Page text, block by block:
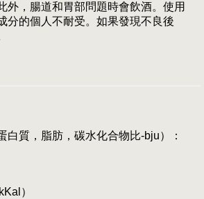
外，腸道和胃部問題時會飲酒。使用
分的個人不耐受。如果發現不良後
白質，脂肪，碳水化合物比-bju）：
）